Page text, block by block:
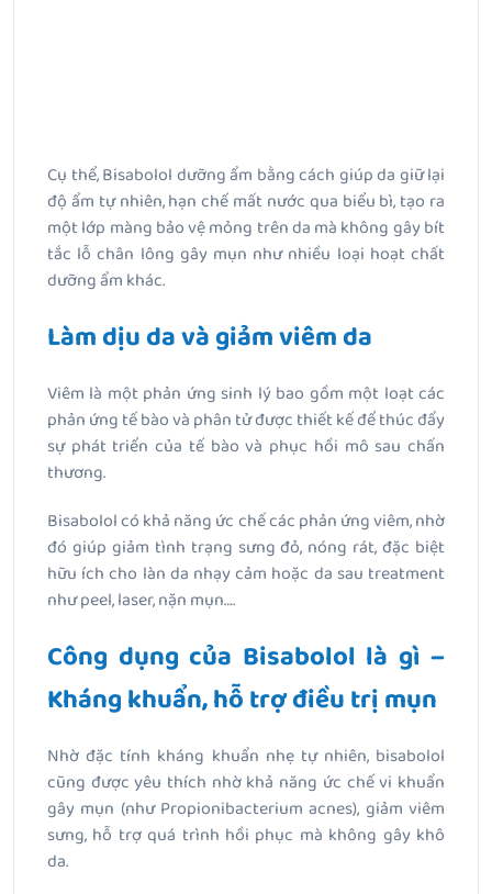
Cụ thể, Bisabolol dưỡng ẩm bằng cách giúp da giữ lại
độ ẩm tự nhiên, hạn chế mất nước qua biểu bì, tạo ra
một lớp màng bảo vệ mỏng trên da mà không gây bít
tắc lỗ chân lông gây mụn như nhiều loại hoạt chất
dưỡng ẩm khác.
Làm dịu da và giảm viêm da
Viêm là một phản ứng sinh lý bao gồm một loạt các
phản ứng tế bào và phân tử được thiết kế để thúc đẩy
sự phát triển của tế bào và phục hồi mô sau chấn
thương.
Bisabolol có khả năng ức chế các phản ứng viêm, nhờ
đó giúp giảm tình trạng sưng đỏ, nóng rát, đặc biệt
hữu ích cho làn da nhạy cảm hoặc da sau treatment
như peel, laser, nặn mụn….
Công dụng của Bisabolol là gì –
Kháng khuẩn, hỗ trợ điều trị mụn
Nhờ đặc tính kháng khuẩn nhẹ tự nhiên, bisabolol
cũng được yêu thích nhờ khả năng ức chế vi khuẩn
gây mụn (như Propionibacterium acnes), giảm viêm
sưng, hỗ trợ quá trình hồi phục mà không gây khô
da.